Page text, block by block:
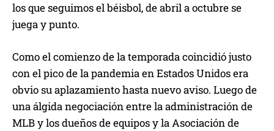
los que seguimos el béisbol, de abril a octubre se
juega y punto.
Como el comienzo de la temporada coincidió justo
con el pico de la pandemia en Estados Unidos era
obvio su aplazamiento hasta nuevo aviso. Luego de
una álgida negociación entre la administración de
MLB y los dueños de equipos y la Asociación de